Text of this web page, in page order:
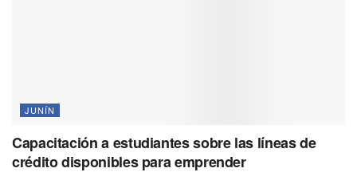
JUNÍN
Capacitación a estudiantes sobre las líneas de
crédito disponibles para emprender